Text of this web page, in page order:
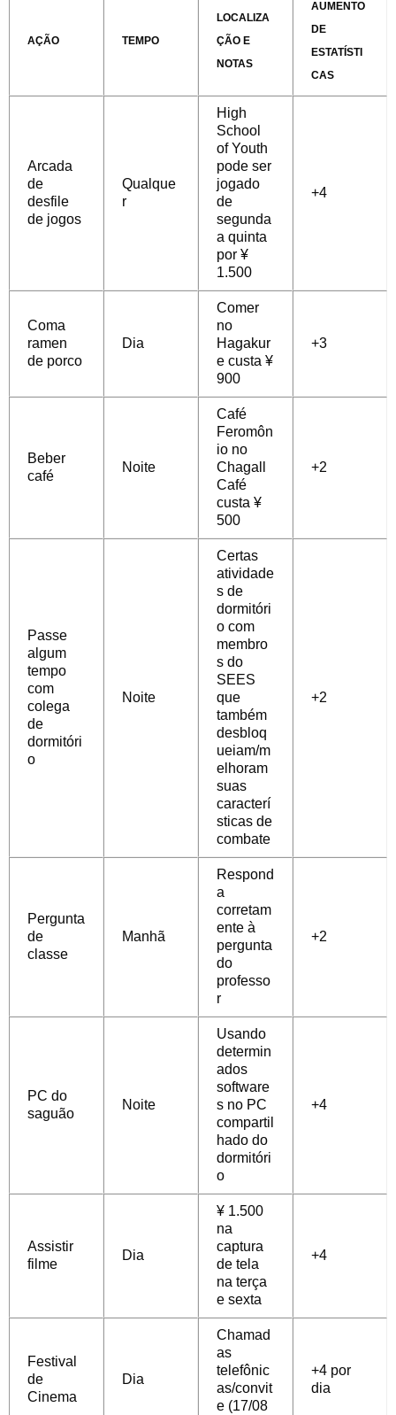
AÇÃO TEMPO
LOCALIZA
ÇÃO E
NOTAS
AUMENTO
DE
ESTATÍSTI
CAS
Arcada
de
desfile
de jogos
Qualque
r
High
School
of Youth
pode ser
jogado
de
segunda
a quinta
por ¥
1.500
+4
Coma
ramen
de porco
Dia
Comer
no
Hagakur
e custa ¥
900
+3
Beber
café
Noite
Café
Feromôn
io no
Chagall
Café
custa ¥
500
+2
Passe
algum
tempo
com
colega
de
dormitóri
o
Noite
Certas
atividade
s de
dormitóri
o com
membro
s do
SEES
que
também
desbloq
ueiam/m
elhoram
suas
caracterí
sticas de
combate
+2
Pergunta
de
classe
Manhã
Respond
a
corretam
ente à
pergunta
do
professo
r
+2
PC do
saguão
Noite
Usando
determin
ados
software
s no PC
compartil
hado do
dormitóri
o
+4
Assistir
filme
Dia
¥ 1.500
na
captura
de tela
na terça
e sexta
+4
Festival
de
Cinema
Dia
Chamad
as
telefônic
as/convit
e (17/08
+4 por
dia